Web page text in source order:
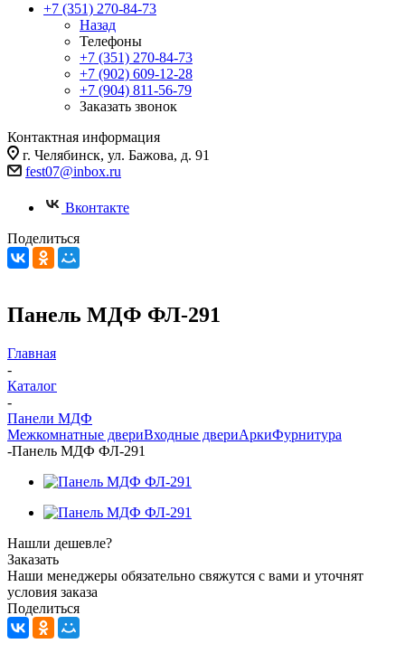
+7 (351) 270-84-73
Назад
Телефоны
+7 (351) 270-84-73
+7 (902) 609-12-28
+7 (904) 811-56-79
Заказать звонок
Контактная информация
г. Челябинск, ул. Бажова, д. 91
fest07@inbox.ru
Вконтакте
Поделиться
Панель МДФ ФЛ-291
Главная
-
Каталог
-
Панели МДФ
Межкомнатные двериВходные двериАркиФурнитура
-Панель МДФ ФЛ-291
Нашли дешевле?
Заказать
Наши менеджеры обязательно свяжутся с вами и уточнят
условия заказа
Поделиться